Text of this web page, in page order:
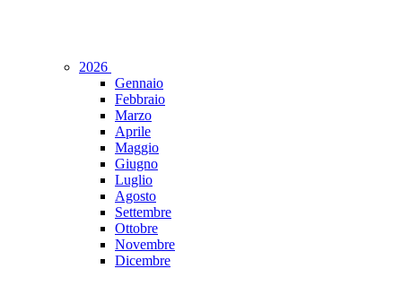
2026
Gennaio
Febbraio
Marzo
Aprile
Maggio
Giugno
Luglio
Agosto
Settembre
Ottobre
Novembre
Dicembre